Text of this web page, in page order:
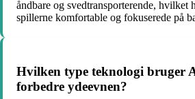
åndbare og svedtransporterende, hvilket
spillerne komfortable og fokuserede på
Hvilken type teknologi bruger
forbedre ydeevnen?